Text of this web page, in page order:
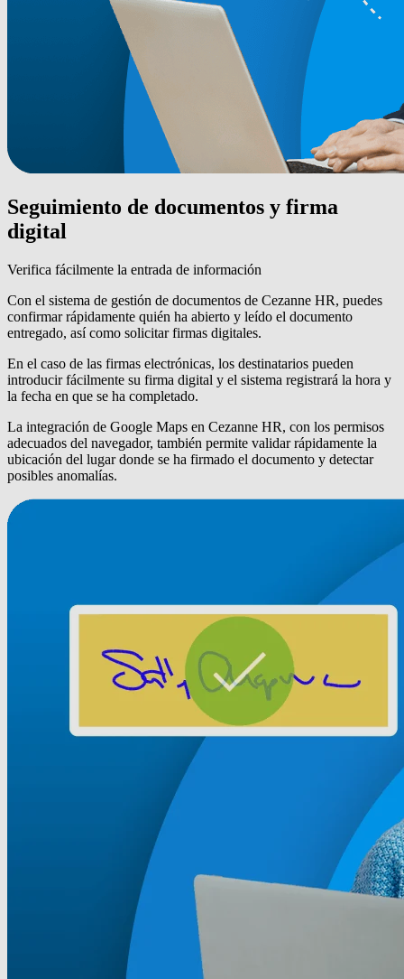
Seguimiento de documentos y firma
digital
Verifica fácilmente la entrada de información
Con el sistema de gestión de documentos de Cezanne HR, puedes
confirmar rápidamente quién ha abierto y leído el documento
entregado, así como solicitar firmas digitales.
En el caso de las firmas electrónicas, los destinatarios pueden
introducir fácilmente su firma digital y el sistema registrará la hora y
la fecha en que se ha completado.
La integración de Google Maps en Cezanne HR, con los permisos
adecuados del navegador, también permite validar rápidamente la
ubicación del lugar donde se ha firmado el documento y detectar
posibles anomalías.